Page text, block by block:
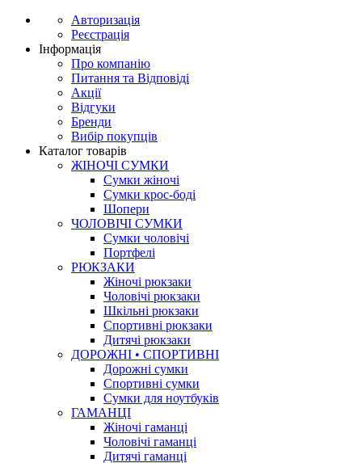
Авторизація
Реєстрація
Інформація
Про компанію
Питання та Відповіді
Акції
Відгуки
Бренди
Вибір покупців
Каталог товарів
ЖІНОЧІ СУМКИ
Сумки жіночі
Сумки крос-боді
Шопери
ЧОЛОВІЧІ СУМКИ
Сумки чоловічі
Портфелі
РЮКЗАКИ
Жіночі рюкзаки
Чоловічі рюкзаки
Шкільні рюкзаки
Спортивні рюкзаки
Дитячі рюкзаки
ДОРОЖНІ • СПОРТИВНІ
Дорожні сумки
Спортивні сумки
Сумки для ноутбуків
ГАМАНЦІ
Жіночі гаманці
Чоловічі гаманці
Дитячі гаманці